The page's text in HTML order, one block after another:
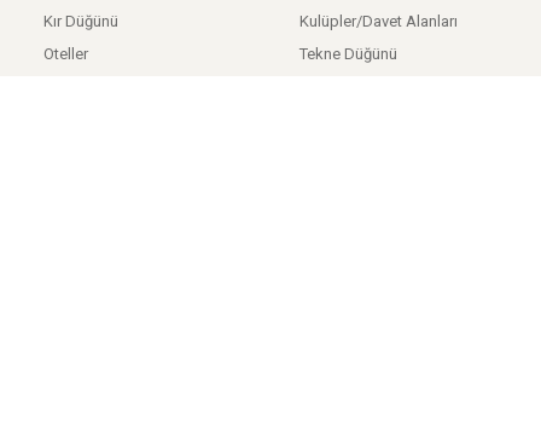
Kır Düğünü
Oteller
Kulüpler/Davet Alanları
Tekne Düğünü